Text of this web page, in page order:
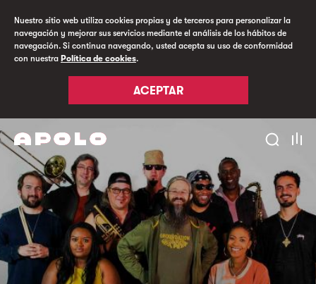
Nuestro sitio web utiliza cookies propias y de terceros para personalizar la
navegación y mejorar sus servicios mediante el análisis de los hábitos de
navegación. Si continua navegando, usted acepta su uso de conformidad
con nuestra Política de cookies.
ACEPTAR